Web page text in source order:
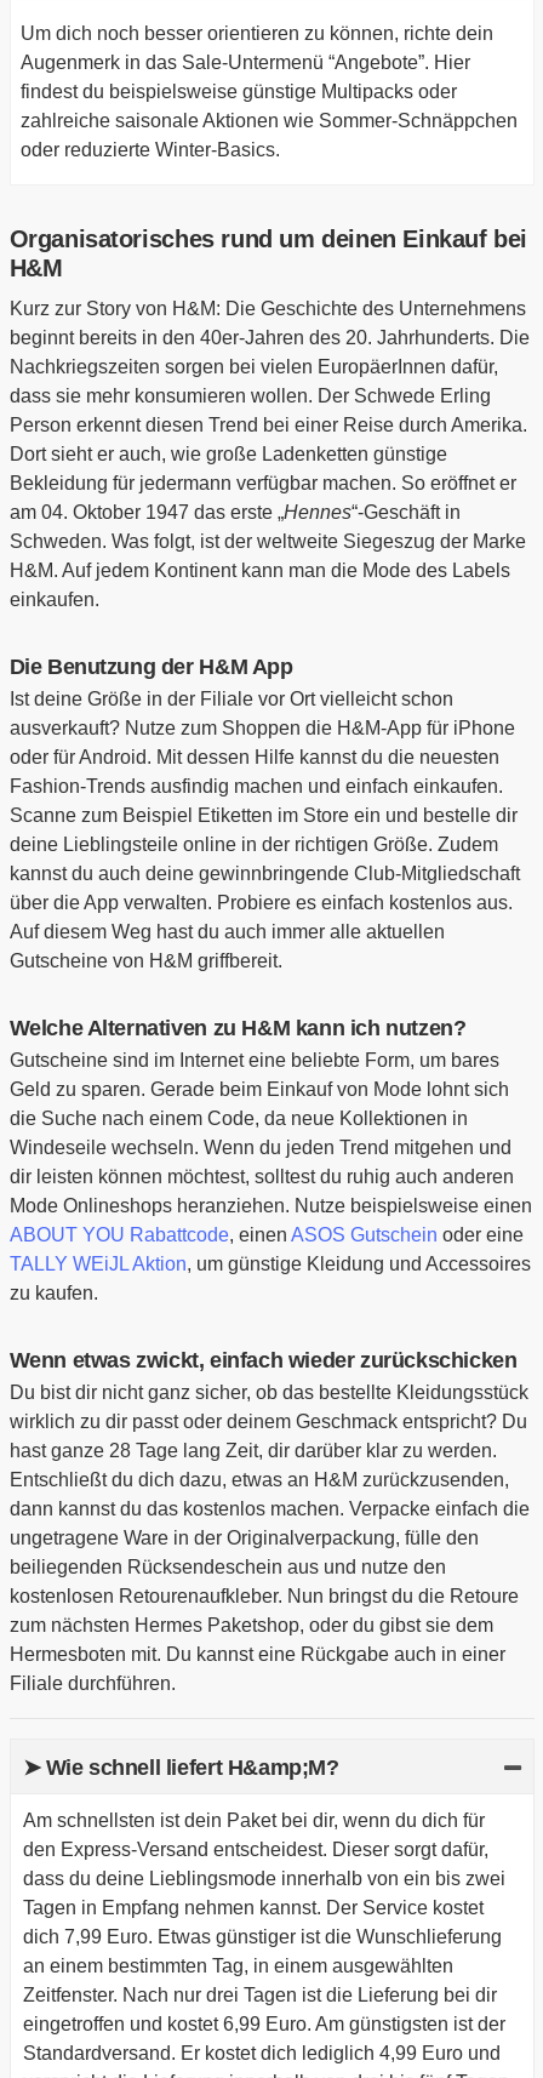
Um dich noch besser orientieren zu können, richte dein
Augenmerk in das Sale-Untermenü “Angebote”. Hier
findest du beispielsweise günstige Multipacks oder
zahlreiche saisonale Aktionen wie Sommer-Schnäppchen
oder reduzierte Winter-Basics.
Organisatorisches rund um deinen Einkauf bei
H&M
Kurz zur Story von H&M: Die Geschichte des Unternehmens
beginnt bereits in den 40er-Jahren des 20. Jahrhunderts. Die
Nachkriegszeiten sorgen bei vielen EuropäerInnen dafür,
dass sie mehr konsumieren wollen. Der Schwede Erling
Person erkennt diesen Trend bei einer Reise durch Amerika.
Dort sieht er auch, wie große Ladenketten günstige
Bekleidung für jedermann verfügbar machen. So eröffnet er
am 04. Oktober 1947 das erste „Hennes“-Geschäft in
Schweden. Was folgt, ist der weltweite Siegeszug der Marke
H&M. Auf jedem Kontinent kann man die Mode des Labels
einkaufen.
Die Benutzung der H&M App
Ist deine Größe in der Filiale vor Ort vielleicht schon
ausverkauft? Nutze zum Shoppen die H&M-App für iPhone
oder für Android. Mit dessen Hilfe kannst du die neuesten
Fashion-Trends ausfindig machen und einfach einkaufen.
Scanne zum Beispiel Etiketten im Store ein und bestelle dir
deine Lieblingsteile online in der richtigen Größe. Zudem
kannst du auch deine gewinnbringende Club-Mitgliedschaft
über die App verwalten. Probiere es einfach kostenlos aus.
Auf diesem Weg hast du auch immer alle aktuellen
Gutscheine von H&M griffbereit.
Welche Alternativen zu H&M kann ich nutzen?
Gutscheine sind im Internet eine beliebte Form, um bares
Geld zu sparen. Gerade beim Einkauf von Mode lohnt sich
die Suche nach einem Code, da neue Kollektionen in
Windeseile wechseln. Wenn du jeden Trend mitgehen und
dir leisten können möchtest, solltest du ruhig auch anderen
Mode Onlineshops heranziehen. Nutze beispielsweise einen
ABOUT YOU Rabattcode, einen ASOS Gutschein oder eine
TALLY WEiJL Aktion, um günstige Kleidung und Accessoires
zu kaufen.
Wenn etwas zwickt, einfach wieder zurückschicken
Du bist dir nicht ganz sicher, ob das bestellte Kleidungsstück
wirklich zu dir passt oder deinem Geschmack entspricht? Du
hast ganze 28 Tage lang Zeit, dir darüber klar zu werden.
Entschließt du dich dazu, etwas an H&M zurückzusenden,
dann kannst du das kostenlos machen. Verpacke einfach die
ungetragene Ware in der Originalverpackung, fülle den
beiliegenden Rücksendeschein aus und nutze den
kostenlosen Retourenaufkleber. Nun bringst du die Retoure
zum nächsten Hermes Paketshop, oder du gibst sie dem
Hermesboten mit. Du kannst eine Rückgabe auch in einer
Filiale durchführen.
➤ Wie schnell liefert H&amp;M?
Am schnellsten ist dein Paket bei dir, wenn du dich für
den Express-Versand entscheidest. Dieser sorgt dafür,
dass du deine Lieblingsmode innerhalb von ein bis zwei
Tagen in Empfang nehmen kannst. Der Service kostet
dich 7,99 Euro. Etwas günstiger ist die Wunschlieferung
an einem bestimmten Tag, in einem ausgewählten
Zeitfenster. Nach nur drei Tagen ist die Lieferung bei dir
eingetroffen und kostet 6,99 Euro. Am günstigsten ist der
Standardversand. Er kostet dich lediglich 4,99 Euro und